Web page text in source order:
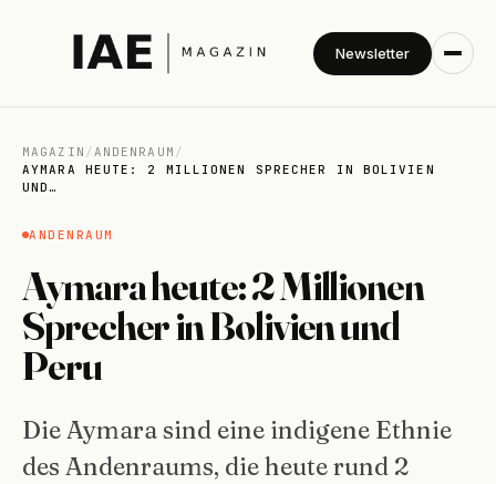
Newsletter
MAGAZIN /ANDENRAUM /
AYMARA HEUTE: 2 MILLIONEN SPRECHER IN BOLIVIEN
UND…
ANDENRAUM
Aymara heute: 2 Millionen
Sprecher in Bolivien und
Peru
Die Aymara sind eine indigene Ethnie
des Andenraums, die heute rund 2